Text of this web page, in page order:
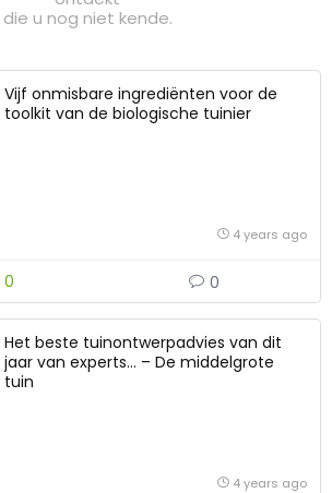
die u nog niet kende.
Vijf onmisbare ingrediënten voor de
toolkit van de biologische tuinier
4 years ago
0 0
Het beste tuinontwerpadvies van dit
jaar van experts… – De middelgrote
tuin
4 years ago